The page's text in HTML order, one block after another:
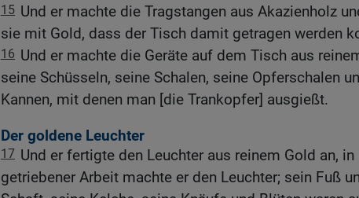
15 Und er machte die Tragstangen aus Akazienholz
sie mit Gold, dass der Tisch damit getragen werden
16 Und er machte die Geräte auf dem Tisch aus
seine Schüsseln, seine Schalen, seine Opferschalen
Kannen, mit denen man [die Trankopfer] ausgießt.
Der goldene Leuchter
17 Und er fertigte den Leuchter aus reinem Gold an, in
getriebener Arbeit machte er den Leuchter; sein Fuß